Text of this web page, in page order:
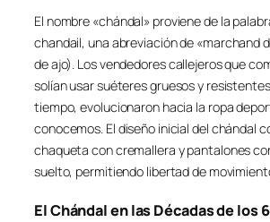
El nombre «chándal» proviene de la
chandail, una abreviación de «marchand
de ajo). Los vendedores callejeros que
solían usar suéteres gruesos y
tiempo, evolucionaron hacia la ropa
conocemos. El diseño inicial del chándal
chaqueta con cremallera y pantalones
suelto, permitiendo libertad de
El Chándal en las Décadas de los